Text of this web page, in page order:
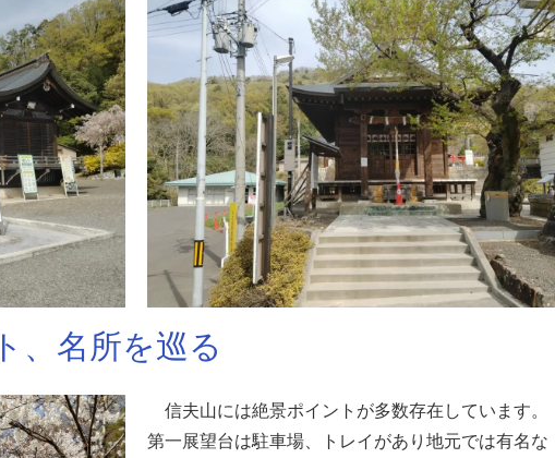
、名所を巡る
信夫山には絶景ポイントが多数存在しています。
第一展望台は駐車場、トレイがあり地元では有名な